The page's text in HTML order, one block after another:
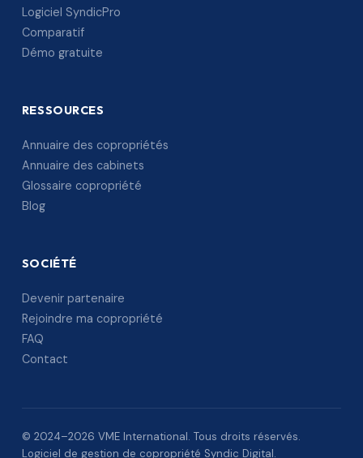
Logiciel SyndicPro
Comparatif
Démo gratuite
RESSOURCES
Annuaire des copropriétés
Annuaire des cabinets
Glossaire copropriété
Blog
SOCIÉTÉ
Devenir partenaire
Rejoindre ma copropriété
FAQ
Contact
© 2024–2026 VME International. Tous droits réservés.
Logiciel de gestion de copropriété Syndic Digital.